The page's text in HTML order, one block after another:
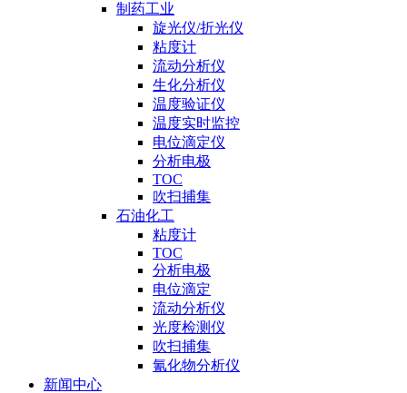
制药工业
旋光仪/折光仪
粘度计
流动分析仪
生化分析仪
温度验证仪
温度实时监控
电位滴定仪
分析电极
TOC
吹扫捕集
石油化工
粘度计
TOC
分析电极
电位滴定
流动分析仪
光度检测仪
吹扫捕集
氰化物分析仪
新闻中心